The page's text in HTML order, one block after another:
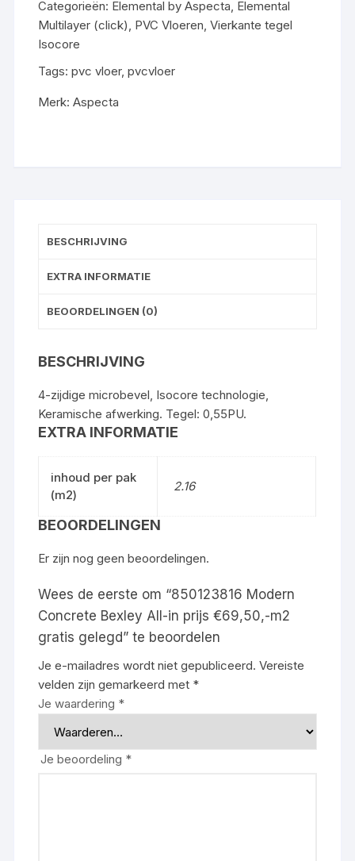
m2
gratis
aantal
Categorieën: Elemental by Aspecta, Elemental
Multilayer (click), PVC Vloeren,Vierkante tegel
Isocore
Tags:pvc vloer,pvcvloer
Merk:Aspecta
BESCHRIJVING
EXTRA INFORMATIE
BEOORDELINGEN (0)
BESCHRIJVING
4-zijdige microbevel, Isocore technologie,
Keramische afwerking. Tegel: 0,55PU.
EXTRA INFORMATIE
inhoud per pak
(m2)
2.16
BEOORDELINGEN
Er zijn nog geen beoordelingen.
Wees de eerste om “850123816 Modern
Concrete Bexley All-in prijs €69,50,-m2
gratis gelegd” te beoordelen
Je e-mailadres wordt niet gepubliceerd. Vereiste
velden zijn gemarkeerd met *
Je waardering *
Je beoordeling *